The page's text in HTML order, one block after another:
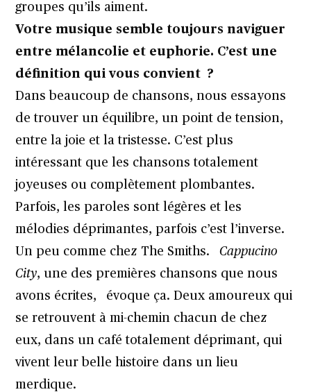
groupes qu’ils aiment.
Votre musique semble toujours naviguer
entre mélancolie et euphorie. C’est une
définition qui vous convient ?
Dans beaucoup de chansons, nous essayons
de trouver un équilibre, un point de tension,
entre la joie et la tristesse. C’est plus
intéressant que les chansons totalement
joyeuses ou complètement plombantes.
Parfois, les paroles sont légères et les
mélodies déprimantes, parfois c’est l’inverse.
Un peu comme chez The Smiths.Cappucino
City, une des premières chansons que nous
avons écrites, évoque ça. Deux amoureux qui
se retrouvent à mi-chemin chacun de chez
eux, dans un café totalement déprimant, qui
vivent leur belle histoire dans un lieu
merdique.